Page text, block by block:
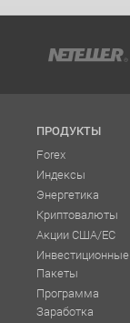
ПРОДУКТЫ
Forex
Индексы
Энергетика
Криптовалюты
Акции США/ЕС
Инвестиционные
Пакеты
Программа
Заработка